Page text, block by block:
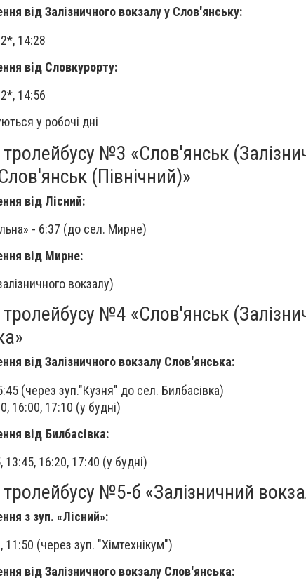
від Залізничного вокзалу у Слов'янську:
14:28
від Словкурорту:
14:56
у робочі дні
№3 «Слов'янськ
(Північний)»
від Лісний:
- 6:37 (до сел. Мирне)
від Мирне:
вокзалу)
№4 «Слов'янськ
від Залізничного вокзалу Слов'янська:
(через зуп."Кузня" до сел. Билбасівка)
16:00, 17:10 (у будні)
від Билбасівка:
13:45, 16:20, 17:40 (у будні)
№5-б «Залізничний
з зуп. «Лісний»:
11:50 (через зуп. "Хімтехнікум")
від Залізничного вокзалу Слов'янська: